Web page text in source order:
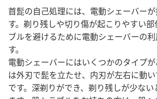
首髭の自己処理には、電動シェーバー
す。剃り残しや切り傷が起こりやすい
ブルを避けるために電動シェーバーの
す。
電動シェーバーにはいくつかのタイプ
は外刃で髭を立たせ、内刃が左右に動
です。深剃りができ、剃り残しが少な